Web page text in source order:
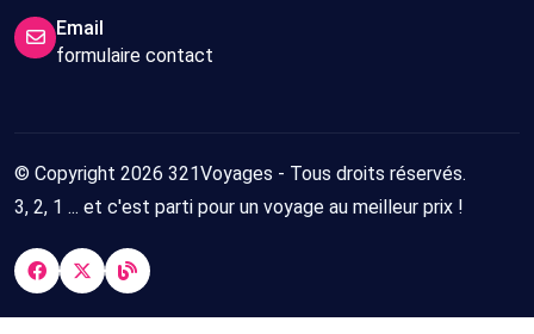
Email
formulaire contact
© Copyright 2026 321Voyages - Tous droits réservés.
3, 2, 1 ... et c'est parti pour un voyage au meilleur prix !